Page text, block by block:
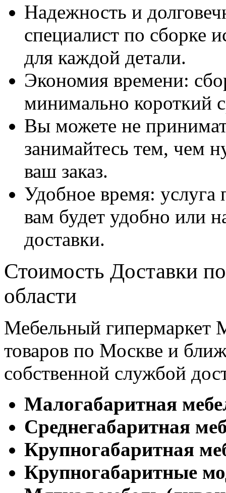
Надежность и
специалист по сборке
для каждой детали.
Экономия времени:
минимально короткий
Вы можете не
занимайтесь тем, чем
ваш заказ.
Удобное время: услуга
вам будет удобно или
доставки.
Стоимость Доставки
области
Мебельный гипермаркет
товаров по Москве и
собственной службой
Малогабаритная
Cреднегабаритная
Крупногабаритная
Крупногабаритные